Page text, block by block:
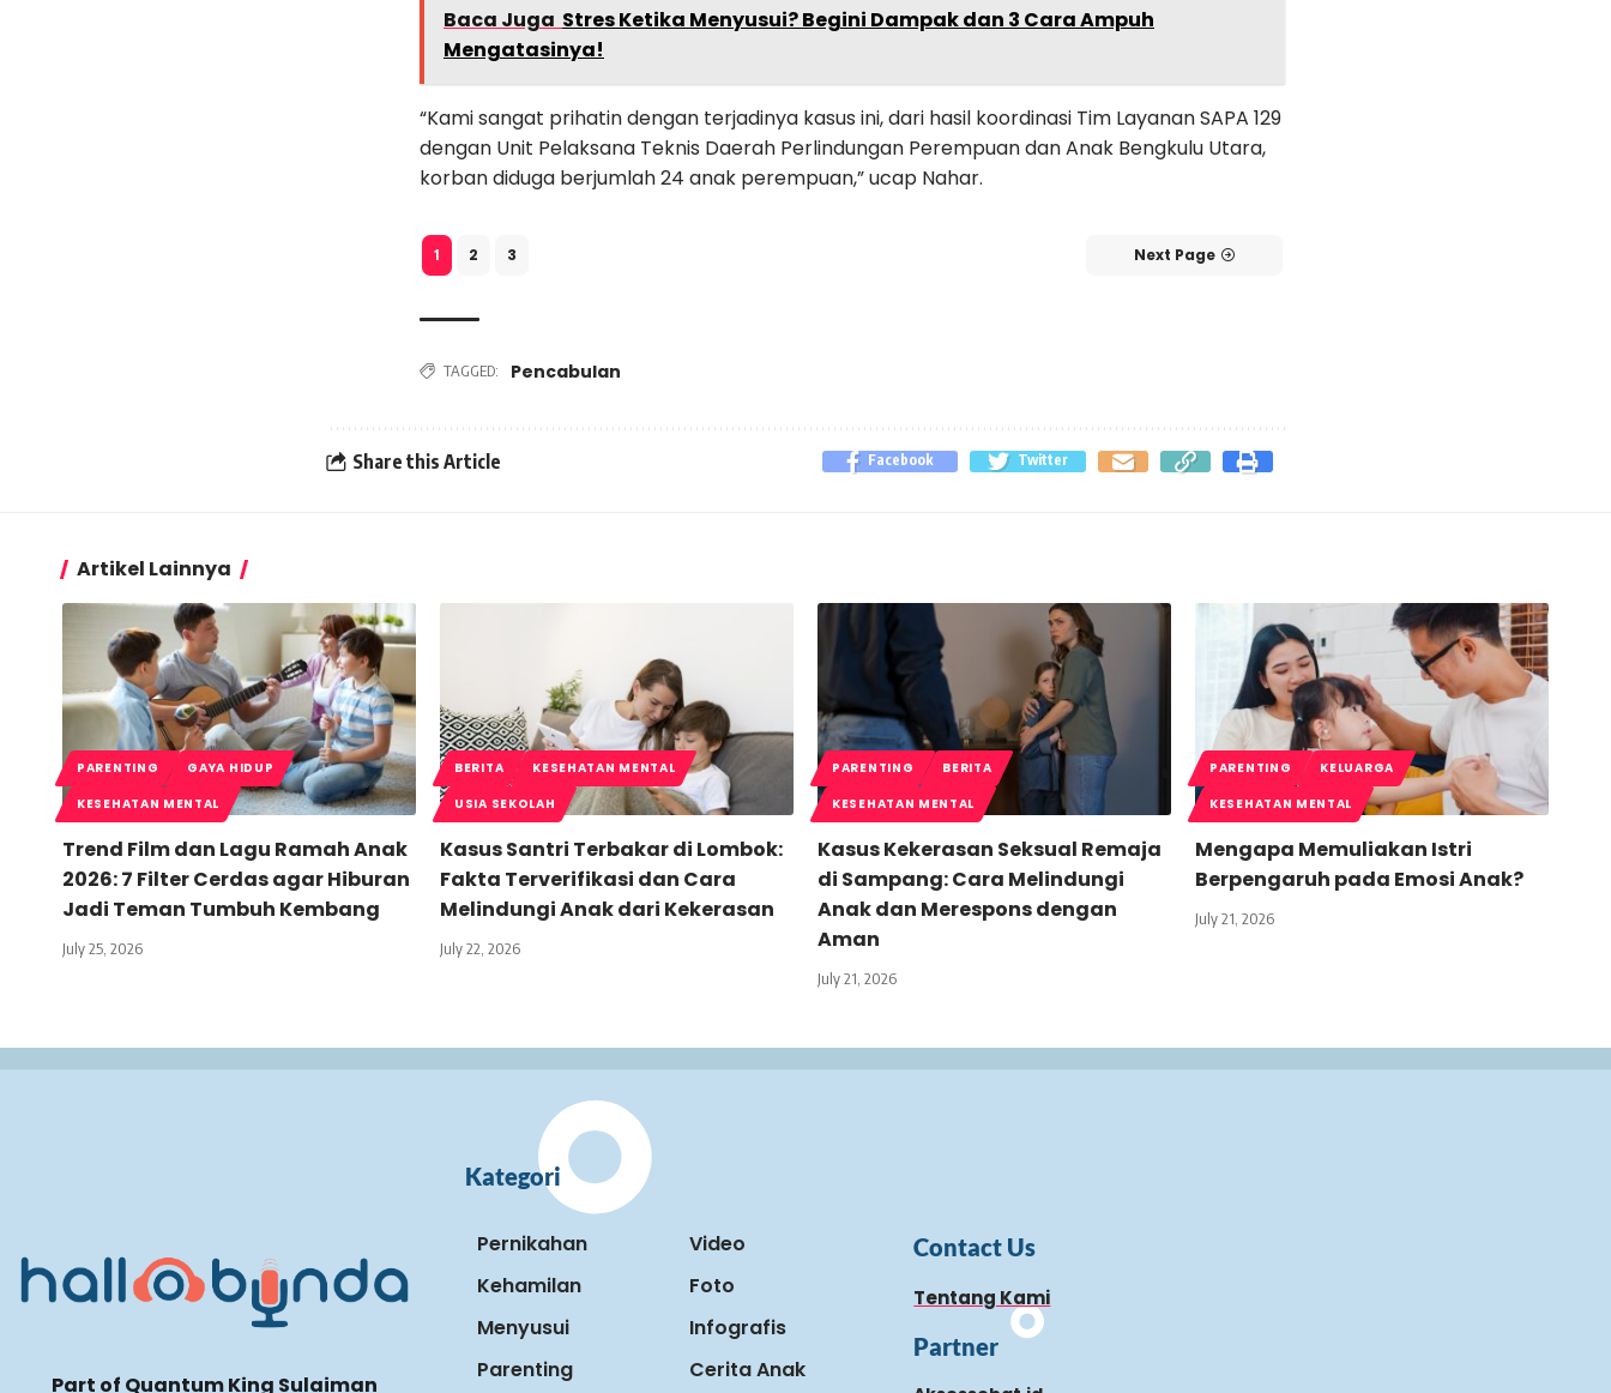
Baca Juga Stres Ketika Menyusui? Begini Dampak dan 3 Cara Ampuh
Mengatasinya!
“Kami sangat prihatin dengan terjadinya kasus ini, dari hasil koordinasi Tim Layanan SAPA 129
dengan Unit Pelaksana Teknis Daerah Perlindungan Perempuan dan Anak Bengkulu Utara,
korban diduga berjumlah 24 anak perempuan,” ucap Nahar.
1 2 3 Next Page
TAGGED: Pencabulan
Share this Article Facebook Twitter
Artikel Lainnya
PARENTING
GAYA HIDUP
KESEHATAN MENTAL
Trend Film dan Lagu Ramah Anak
2026: 7 Filter Cerdas agar Hiburan
Jadi Teman Tumbuh Kembang
July 25, 2026
BERITA
KESEHATAN MENTAL
USIA SEKOLAH
Kasus Santri Terbakar di Lombok:
Fakta Terverifikasi dan Cara
Melindungi Anak dari Kekerasan
July 22, 2026
PARENTING
BERITA
KESEHATAN MENTAL
Kasus Kekerasan Seksual Remaja
di Sampang: Cara Melindungi
Anak dan Merespons dengan
Aman
July 21, 2026
PARENTING
KELUARGA
KESEHATAN MENTAL
Mengapa Memuliakan Istri
Berpengaruh pada Emosi Anak?
July 21, 2026
Part of Quantum King Sulaiman
Kategori
Pernikahan
Kehamilan
Menyusui
Parenting
Video
Foto
Infografis
Cerita Anak
Contact Us
Tentang Kami
Partner